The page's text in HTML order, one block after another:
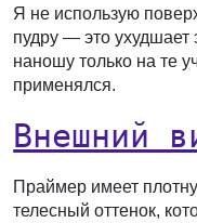
Я не использую
пудру — это
наношу только на те
применялся.
Внешний
Праймер имеет
телесный оттенок,